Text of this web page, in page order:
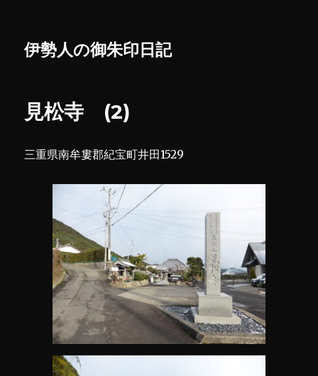
伊勢人の御朱印日記
見松寺 (2)
三重県南牟婁郡紀宝町井田1529